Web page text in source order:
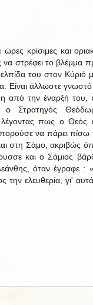
κρίσιμες και
στρέφει το βλέμμα
του στον Κύριό
Είναι άλλωστε γνωστό
από την έναρξή του,
ο Στρατηγός
πως ο Θεός
να πάρει πίσω
στη Σάμο, ακριβώς
και ο Σάμιος
όταν έγραφε :
την ελευθερία, γι'